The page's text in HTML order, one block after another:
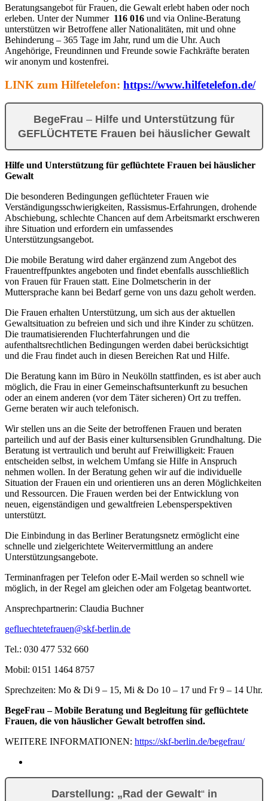
Beratungsangebot für Frauen, die Gewalt erlebt haben oder noch
erleben. Unter der Nummer 116 016 und via Online-Beratung
unterstützen wir Betroffene aller Nationalitäten, mit und ohne
Behinderung – 365 Tage im Jahr, rund um die Uhr. Auch
Angehörige, Freundinnen und Freunde sowie Fachkräfte beraten
wir anonym und kostenfrei.
LINK zum Hilfetelefon: https://www.hilfetelefon.de/
BegeFrau – Hilfe und Unterstützung für
GEFLÜCHTETE Frauen bei häuslicher Gewalt
Hilfe und Unterstützung für geflüchtete Frauen bei häuslicher
Gewalt
Die besonderen Bedingungen geflüchteter Frauen wie
Verständigungsschwierigkeiten, Rassismus-Erfahrungen, drohende
Abschiebung, schlechte Chancen auf dem Arbeitsmarkt erschweren
ihre Situation und erfordern ein umfassendes
Unterstützungsangebot.
Die mobile Beratung wird daher ergänzend zum Angebot des
Frauentreffpunktes angeboten und findet ebenfalls ausschließlich
von Frauen für Frauen statt. Eine Dolmetscherin in der
Muttersprache kann bei Bedarf gerne von uns dazu geholt werden.
Die Frauen erhalten Unterstützung, um sich aus der aktuellen
Gewaltsituation zu befreien und sich und ihre Kinder zu schützen.
Die traumatisierenden Fluchterfahrungen und die
aufenthaltsrechtlichen Bedingungen werden dabei berücksichtigt
und die Frau findet auch in diesen Bereichen Rat und Hilfe.
Die Beratung kann im Büro in Neukölln stattfinden, es ist aber auch
möglich, die Frau in einer Gemeinschaftsunterkunft zu besuchen
oder an einem anderen (vor dem Täter sicheren) Ort zu treffen.
Gerne beraten wir auch telefonisch.
Wir stellen uns an die Seite der betroffenen Frauen und beraten
parteilich und auf der Basis einer kultursensiblen Grundhaltung. Die
Beratung ist vertraulich und beruht auf Freiwilligkeit: Frauen
entscheiden selbst, in welchem Umfang sie Hilfe in Anspruch
nehmen wollen. In der Beratung gehen wir auf die individuelle
Situation der Frauen ein und orientieren uns an deren Möglichkeiten
und Ressourcen. Die Frauen werden bei der Entwicklung von
neuen, eigenständigen und gewaltfreien Lebensperspektiven
unterstützt.
Die Einbindung in das Berliner Beratungsnetz ermöglicht eine
schnelle und zielgerichtete Weitervermittlung an andere
Unterstützungsangebote.
Terminanfragen per Telefon oder E-Mail werden so schnell wie
möglich, in der Regel am gleichen oder am Folgetag beantwortet.
Ansprechpartnerin: Claudia Buchner
gefluechtetefrauen@skf-berlin.de
Tel.: 030 477 532 660
Mobil: 0151 1464 8757
Sprechzeiten: Mo & Di 9 – 15, Mi & Do 10 – 17 und Fr 9 – 14 Uhr.
BegeFrau – Mobile Beratung und Begleitung für geflüchtete
Frauen, die von häuslicher Gewalt betroffen sind.
WEITERE INFORMATIONEN: https://skf-berlin.de/begefrau/
Darstellung: „Rad der Gewalt“ in